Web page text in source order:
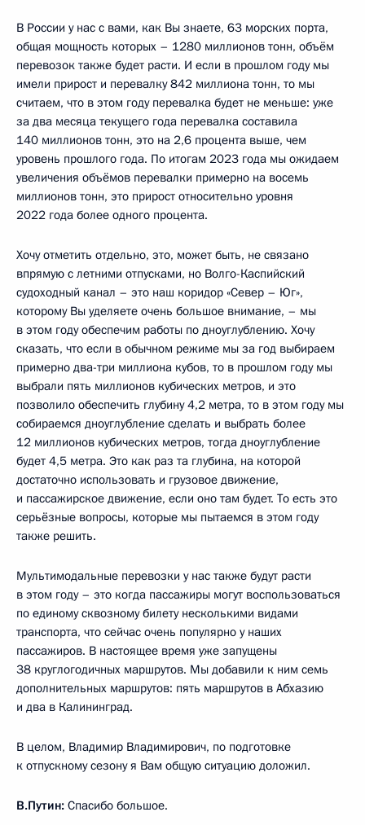
В России у нас с вами, как Вы знаете, 63 морских порта,
общая мощность которых – 1280 миллионов тонн, объём
перевозок также будет расти. И если в прошлом году мы
имели прирост и перевалку 842 миллиона тонн, то мы
считаем, что в этом году перевалка будет не меньше: уже
за два месяца текущего года перевалка составила
140 миллионов тонн, это на 2,6 процента выше, чем
уровень прошлого года. По итогам 2023 года мы ожидаем
увеличения объёмов перевалки примерно на восемь
миллионов тонн, это прирост относительно уровня
2022 года более одного процента.
Хочу отметить отдельно, это, может быть, не связано
впрямую с летними отпусками, но Волго-Каспийский
судоходный канал – это наш коридор «Север – Юг»,
которому Вы уделяете очень большое внимание, – мы
в этом году обеспечим работы по дноуглублению. Хочу
сказать, что если в обычном режиме мы за год выбираем
примерно два-три миллиона кубов, то в прошлом году мы
выбрали пять миллионов кубических метров, и это
позволило обеспечить глубину 4,2 метра, то в этом году мы
собираемся дноуглубление сделать и выбрать более
12 миллионов кубических метров, тогда дноуглубление
будет 4,5 метра. Это как раз та глубина, на которой
достаточно использовать и грузовое движение,
и пассажирское движение, если оно там будет. То есть это
серьёзные вопросы, которые мы пытаемся в этом году
также решить.
Мультимодальные перевозки у нас также будут расти
в этом году – это когда пассажиры могут воспользоваться
по единому сквозному билету несколькими видами
транспорта, что сейчас очень популярно у наших
пассажиров. В настоящее время уже запущены
38 круглогодичных маршрутов. Мы добавили к ним семь
дополнительных маршрутов: пять маршрутов в Абхазию
и два в Калининград.
В целом, Владимир Владимирович, по подготовке
к отпускному сезону я Вам общую ситуацию доложил.
В.Путин: Спасибо большое.